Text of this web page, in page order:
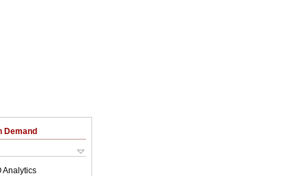
Demand
Analytics